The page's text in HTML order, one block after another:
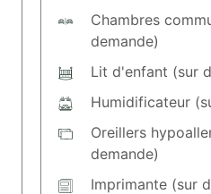
Chambres
demande)
Lit d'enfant (sur
Humidificateur
Oreillers
demande)
Imprimante (sur